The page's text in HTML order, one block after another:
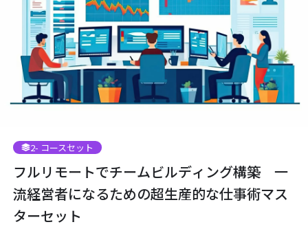
2- コースセット
フルリモートでチームビルディング構築 一
流経営者になるための超生産的な仕事術マス
ターセット